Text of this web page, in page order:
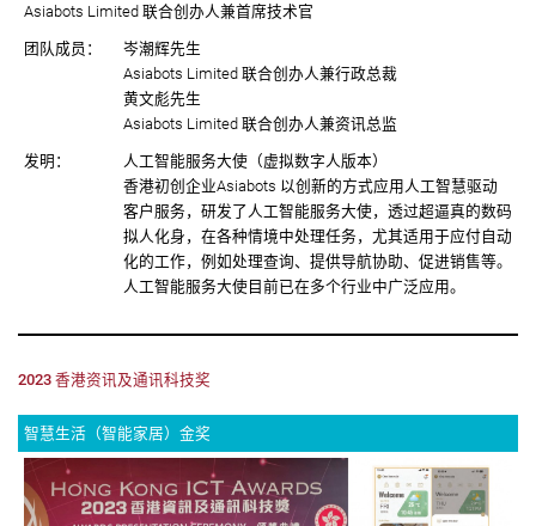
Asiabots Limited 联合创办人兼首席技术官
团队成员：
岑潮辉先生
Asiabots Limited 联合创办人兼行政总裁
黄文彪先生
Asiabots Limited 联合创办人兼资讯总监
发明：
人工智能服务大使（虚拟数字人版本）
香港初创企业Asiabots 以创新的方式应用人工智慧驱动
客户服务，研发了人工智能服务大使，透过超逼真的数码
拟人化身，在各种情境中处理任务，尤其适用于应付自动
化的工作，例如处理查询、提供导航协助、促进销售等。
人工智能服务大使目前已在多个行业中广泛应用。
2023 香港资讯及通讯科技奖
智慧生活（智能家居）金奖